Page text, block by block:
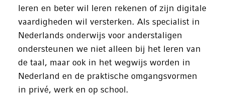
leren en beter wil leren rekenen of zijn digitale
vaardigheden wil versterken. Als specialist in
Nederlands onderwijs voor anderstaligen
ondersteunen we niet alleen bij het leren van
de taal, maar ook in het wegwijs worden in
Nederland en de praktische omgangsvormen
in privé, werk en op school.